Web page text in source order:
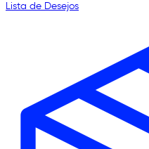
Lista de Desejos